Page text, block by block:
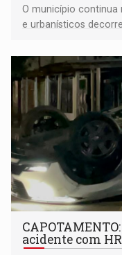
O município continua
e urbanísticos
acidente com